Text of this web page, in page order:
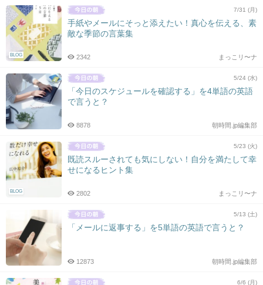
BLOG
7/31 (月)
手紙やメールにそっと添えたい！真心を伝える、素
敵な季節の言葉集
まっこリ〜ナ
2342
5/24 (水)
「今日のスケジュールを確認する」を4単語の英語
で言うと？
朝時間.jp編集部
8878
BLOG
5/23 (火)
既読スルーされても気にしない！自分を満たして幸
せになるヒント集
まっこリ〜ナ
2802
5/13 (土)
「メールに返事する」を5単語の英語で言うと？
朝時間.jp編集部
12873
6/6 (月)